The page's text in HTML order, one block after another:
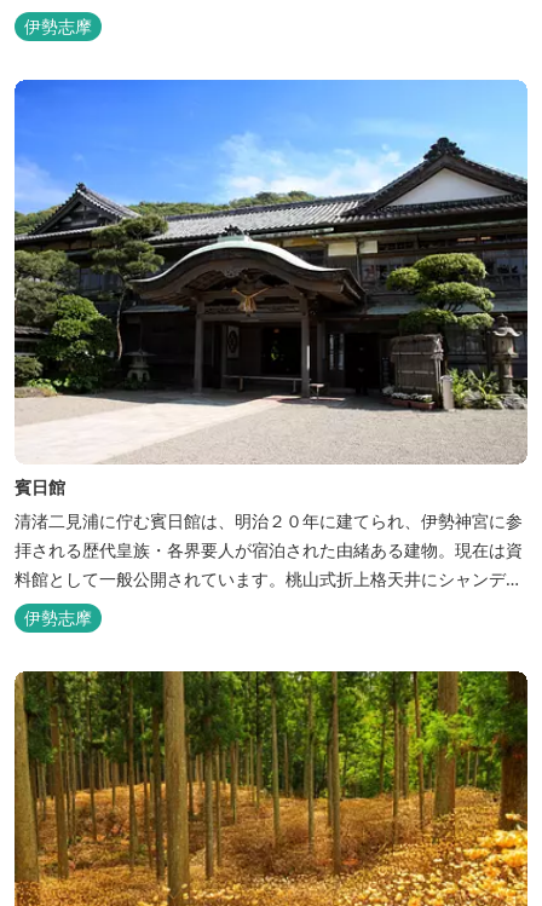
トルにわたって「一目千本桜」といわれた約700本の桜並木が続き
人々を楽しませています。 ＜桜の開花状況はこちらからご覧くださ
い＞https://ise-kanko.jp/event/sakurakaik...
伊勢志摩
賓日館
清渚二見浦に佇む賓日館は、明治２０年に建てられ、伊勢神宮に参
拝される歴代皇族・各界要人が宿泊された由緒ある建物。現在は資
料館として一般公開されています。桃山式折上格天井にシャンデリ
アという和洋折衷の妙も見ごたえがあります。建物は国指定重要文
化財、庭は国指定名勝になるなど、当時の一流建築家による品格の
あるデザイン、選び抜かれた材料やそれに応える職人たちの技な
ど、日本の伝統建築を見られます。 ...
伊勢志摩